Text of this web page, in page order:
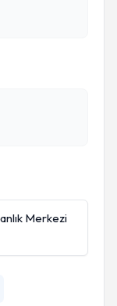
Merkezi